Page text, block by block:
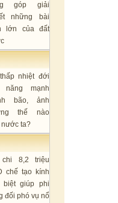
góp giải
những bài
lớn của đất
nhiệt đới
năng mạnh
bão, ảnh
thế nào
nước ta?
chi 8,2 triệu
chế tạo kính
biệt giúp phi
đối phó vụ nổ